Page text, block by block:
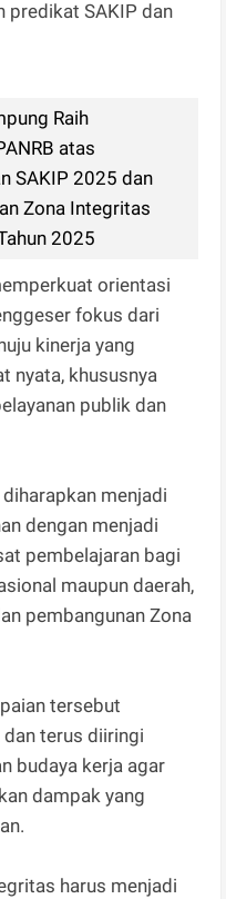
predikat SAKIP dan
Raih
atas
SAKIP 2025 dan
Zona Integritas
2025
orientasi
fokus dari
kinerja yang
nyata, khususnya
publik dan
menjadi
dengan menjadi
pembelajaran bagi
maupun daerah,
pembangunan Zona
tersebut
terus diiringi
budaya kerja agar
dampak yang
harus menjadi